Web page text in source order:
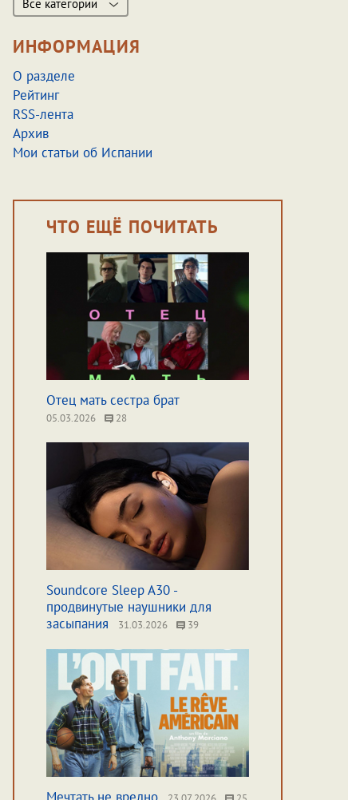
Все категории
ИНФОРМАЦИЯ
О разделе
Рейтинг
RSS-лента
Архив
Мои статьи об Испании
ЧТО ЕЩЁ ПОЧИТАТЬ
Отец мать сестра брат
05.03.2026 28
Soundcore Sleep A30 -
продвинутые наушники для
засыпания
31.03.2026 39